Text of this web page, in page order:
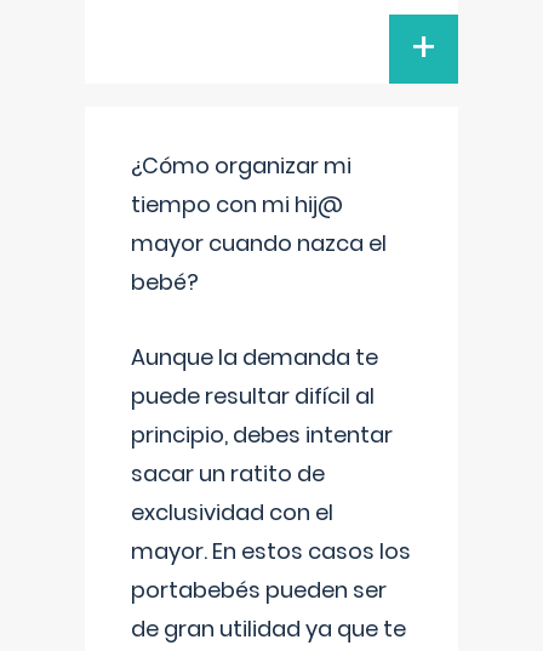
+
¿Cómo organizar mi
tiempo con mi hij@
mayor cuando nazca el
bebé?
Aunque la demanda te
puede resultar difícil al
principio, debes intentar
sacar un ratito de
exclusividad con el
mayor. En estos casos los
portabebés pueden ser
de gran utilidad ya que te